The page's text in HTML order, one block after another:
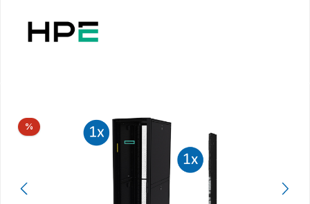
Bildergalerie überspringen
% Rabatt